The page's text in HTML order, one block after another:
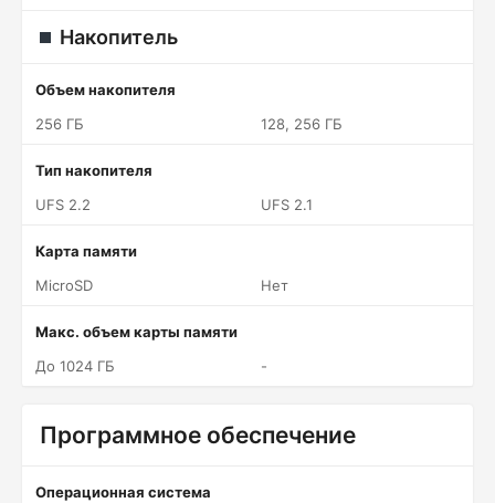
Накопитель
Объем накопителя
256 ГБ
128, 256 ГБ
Тип накопителя
UFS 2.2
UFS 2.1
Карта памяти
MicroSD
Нет
Макс. объем карты памяти
До 1024 ГБ
-
Программное обеспечение
Операционная система